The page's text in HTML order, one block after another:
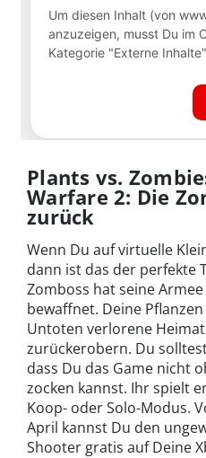
Plants vs.
Warfare 2: Die
zurück
Wenn Du auf virtuelle
dann ist das der perfekte
Zomboss hat seine
bewaffnet. Deine
Untoten verlorene
zurückerobern. Du
dass Du das Game nicht
zocken kannst. Ihr spielt
Koop- oder Solo-Modus.
April kannst Du den
Shooter gratis auf Deine